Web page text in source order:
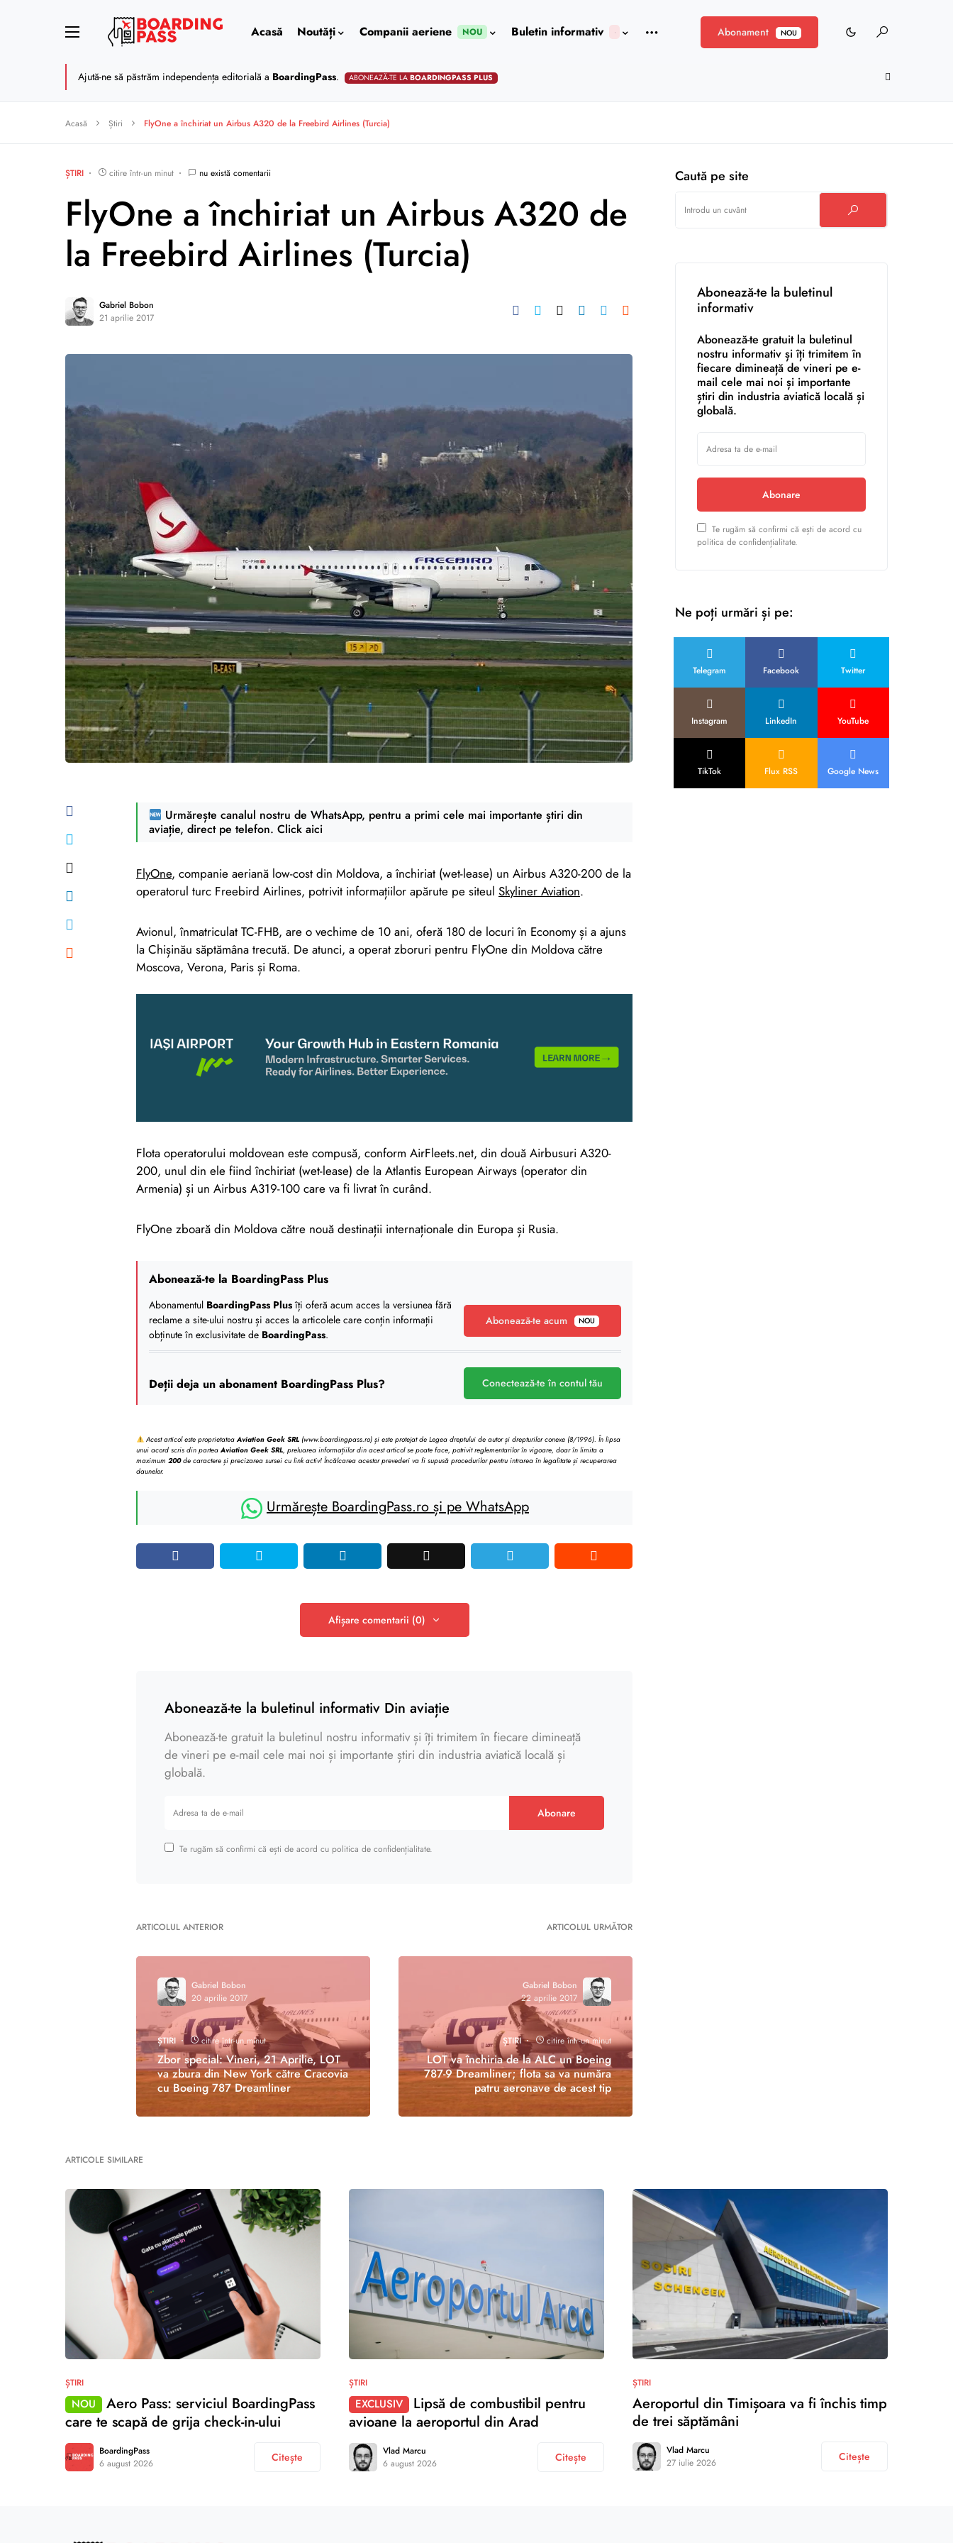
Acasă Noutăți Companii aeriene NOU Buletin informativ Abonament NOU
Ajută-ne să păstrăm independența editorială a BoardingPass. ABONEAZĂ-TE LABOARDINGPASS PLUS
Acasă Știri FlyOne a închiriat un Airbus A320 de la Freebird Airlines (Turcia)
ȘTIRI citire într-un minut nu există comentarii
FlyOne a închiriat un Airbus A320 de
la Freebird Airlines (Turcia)
Gabriel Bobon
21 aprilie 2017
Urmărește canalul nostru de WhatsApp, pentru a primi cele mai importante știri din
aviație, direct pe telefon. Click aici
FlyOne, companie aeriană low-cost din Moldova, a închiriat (wet-lease) un Airbus A320-200 de la
operatorul turc Freebird Airlines, potrivit informațiilor apărute pe siteul Skyliner Aviation.
Avionul, înmatriculat TC-FHB, are o vechime de 10 ani, oferă 180 de locuri în Economy și a ajuns
la Chișinău săptămâna trecută. De atunci, a operat zboruri pentru FlyOne din Moldova către
Moscova, Verona, Paris și Roma.
Flota operatorului moldovean este compusă, conform AirFleets.net, din două Airbusuri A320-
200, unul din ele fiind închiriat (wet-lease) de la Atlantis European Airways (operator din
Armenia) și un Airbus A319-100 care va fi livrat în curând.
FlyOne zboară din Moldova către nouă destinații internaționale din Europa și Rusia.
Abonează-te la BoardingPass Plus
Abonamentul BoardingPass Plusîți oferă acum acces la versiunea fără
reclame a site-ului nostru și acces la articolele care conțin informații
obținute în exclusivitate de BoardingPass.
Abonează-te acum NOU
Deții deja un abonament BoardingPass Plus? Conectează-te în contul tău
Acest articol este proprietateaAviation Geek SRL (www.boardingpass.ro) și este protejat de Legea dreptului de autor și drepturilor conexe (8/1996). În lipsa
unui acord scris din partea Aviation Geek SRL, preluarea informațiilor din acest articol se poate face, potrivit reglementarilor în vigoare, doar în limita a
maximum 200de caractere și precizarea sursei cu link activ! Încălcarea acestor prevederi va fi supusă procedurilor pentru intrarea în legalitate și recuperarea
daunelor.
Urmărește BoardingPass.ro și pe WhatsApp
Afișare comentarii (0)
Abonează-te la buletinul informativ Din aviație
Abonează-te gratuit la buletinul nostru informativ și îți trimitem în fiecare dimineață
de vineri pe e-mail cele mai noi și importante știri din industria aviatică locală și
globală.
Abonare
Te rugăm să confirmi că ești de acord cu politica de confidențialitate.
ARTICOLUL ANTERIOR
Gabriel Bobon
20 aprilie 2017
ȘTIRI citire într-un minut
Zbor special: Vineri, 21 Aprilie, LOT
va zbura din New York către Cracovia
cu Boeing 787 Dreamliner
ARTICOLUL URMĂTOR
Gabriel Bobon
22 aprilie 2017
ȘTIRI citire într-un minut
LOT va închiria de la ALC un Boeing
787-9 Dreamliner; flota sa va număra
patru aeronave de acest tip
Caută pe site
Abonează-te la buletinul
informativ
Abonează-te gratuit la buletinul
nostru informativ și îți trimitem în
fiecare dimineață de vineri pe e-
mail cele mai noi și importante
știri din industria aviatică locală și
globală.
Abonare
Te rugăm să confirmi că ești de acord cu
politica de confidențialitate.
Ne poți urmări și pe:
Telegram Facebook Twitter
Instagram LinkedIn YouTube
TikTok Flux RSS Google News
ARTICOLE SIMILARE
ȘTIRI
NOU
Aero Pass: serviciul BoardingPass
care te scapă de grija check-in-ului
BoardingPass
6 august 2026
Citește
ȘTIRI
EXCLUSIV
Lipsă de combustibil pentru
avioane la aeroportul din Arad
Vlad Marcu
6 august 2026
Citește
ȘTIRI
Aeroportul din Timișoara va fi închis timp
de trei săptămâni
Vlad Marcu
27 iulie 2026
Citește